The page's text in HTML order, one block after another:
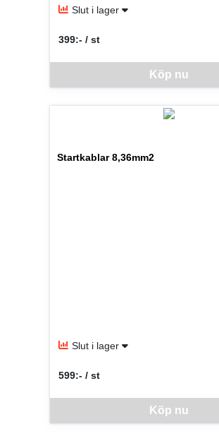
Slut i lager
Denna vara går inte att beställa via
Köp nu
399:- / st
SEK per ST
Startkablar 8,36mm2
Slut i lager
Denna vara går inte att beställa via
Köp nu
599:- / st
SEK per ST